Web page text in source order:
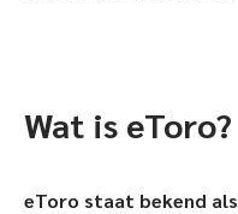
Wat is eToro?
eToro staat bekend